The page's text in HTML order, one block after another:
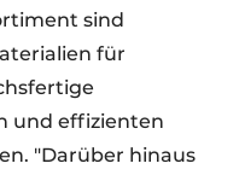
sind
für
und effizienten
"Darüber hinaus